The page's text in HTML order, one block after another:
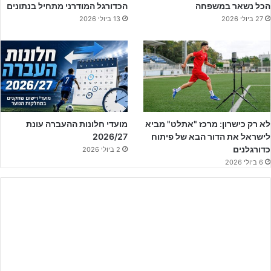
לקבלת הקטלוג המלא – לחצו על הבאנר!!
הכל נשאר במשפחה
27 ביולי 2026
הכדורגל המודרני מתחיל בנתונים
13 ביולי 2026
לא רק כישרון: מרכז "אתלט" מביא
לישראל את הדור הבא של פיתוח
כדורגלנים
6 ביולי 2026
מועדי חלונות ההעברה עונת
2026/27
2 ביולי 2026